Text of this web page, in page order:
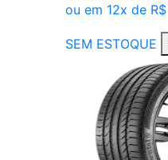
ou em 12x de
SEM ESTOQUE